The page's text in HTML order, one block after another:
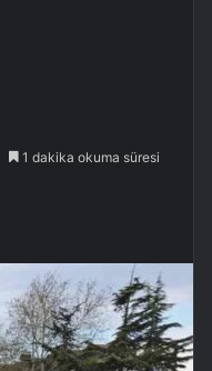
1 dakika okuma süresi